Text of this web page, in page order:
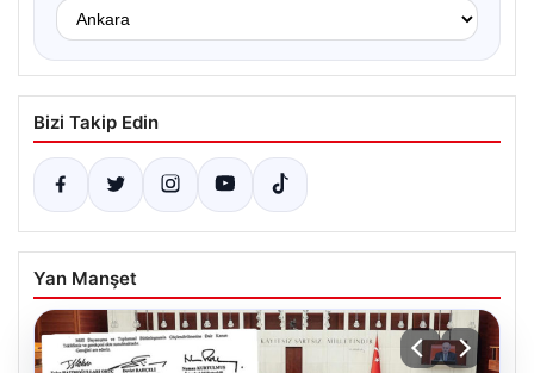
Bizi Takip Edin
Yan Manşet